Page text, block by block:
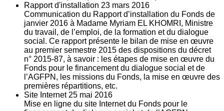
Rapport d'installation 23 mars 2016
Communication du Rapport d’installation du Fonds de
janvier 2016 à Madame Myriam EL KHOMRI, Ministre
du travail, de l’emploi, de la formation et du dialogue
social. Ce rapport présente le bilan de mise en œuvre
au premier semestre 2015 des dispositions du décret
n° 2015-87, à savoir : les étapes de mise en œuvre du
Fonds pour le financement du dialogue social et de
l’AGFPN, les missions du Fonds, la mise en œuvre des
premières répartitions, etc.
Site Internet 25 mai 2016
Mise en ligne du site Internet du Fonds pour le